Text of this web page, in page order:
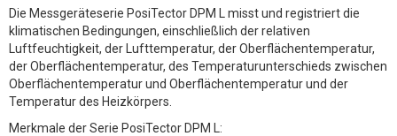
Die Messgeräteserie PosiTector DPM L misst und registriert die
klimatischen Bedingungen, einschließlich der relativen
Luftfeuchtigkeit, der Lufttemperatur, der Oberflächentemperatur,
der Oberflächentemperatur, des Temperaturunterschieds zwischen
Oberflächentemperatur und Oberflächentemperatur und der
Temperatur des Heizkörpers.
Merkmale der Serie PosiTector DPM L: